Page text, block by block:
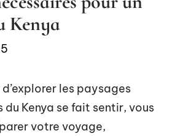
Kenya
d’explorer les paysages
Kenya se fait sentir, vous
votre voyage,